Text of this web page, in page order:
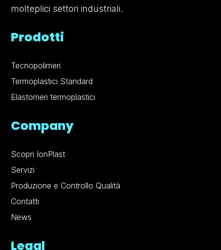
molteplici settori industriali.
Prodotti
Tecnopolimeri
Termoplastici Standard
Elastomeri termoplastici
Company
Scopri IonPlast
Servizi
Produzione e Controllo Qualità
Contatti
News
Legal